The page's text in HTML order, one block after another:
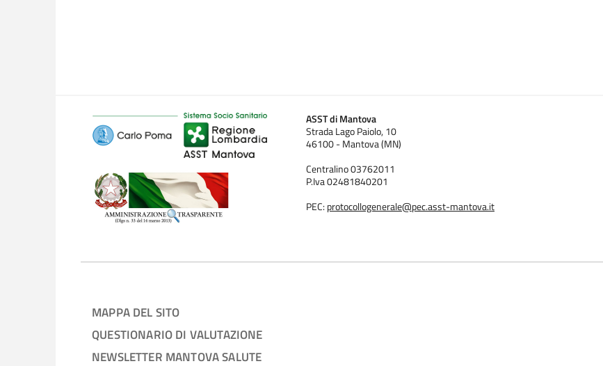
ASST di Mantova
Strada Lago Paiolo, 10
46100 - Mantova (MN)
Centralino 03762011
P.Iva 02481840201
PEC: protocollogenerale@pec.asst-mantova.it
MAPPA DEL SITO
QUESTIONARIO DI VALUTAZIONE
NEWSLETTER MANTOVA SALUTE